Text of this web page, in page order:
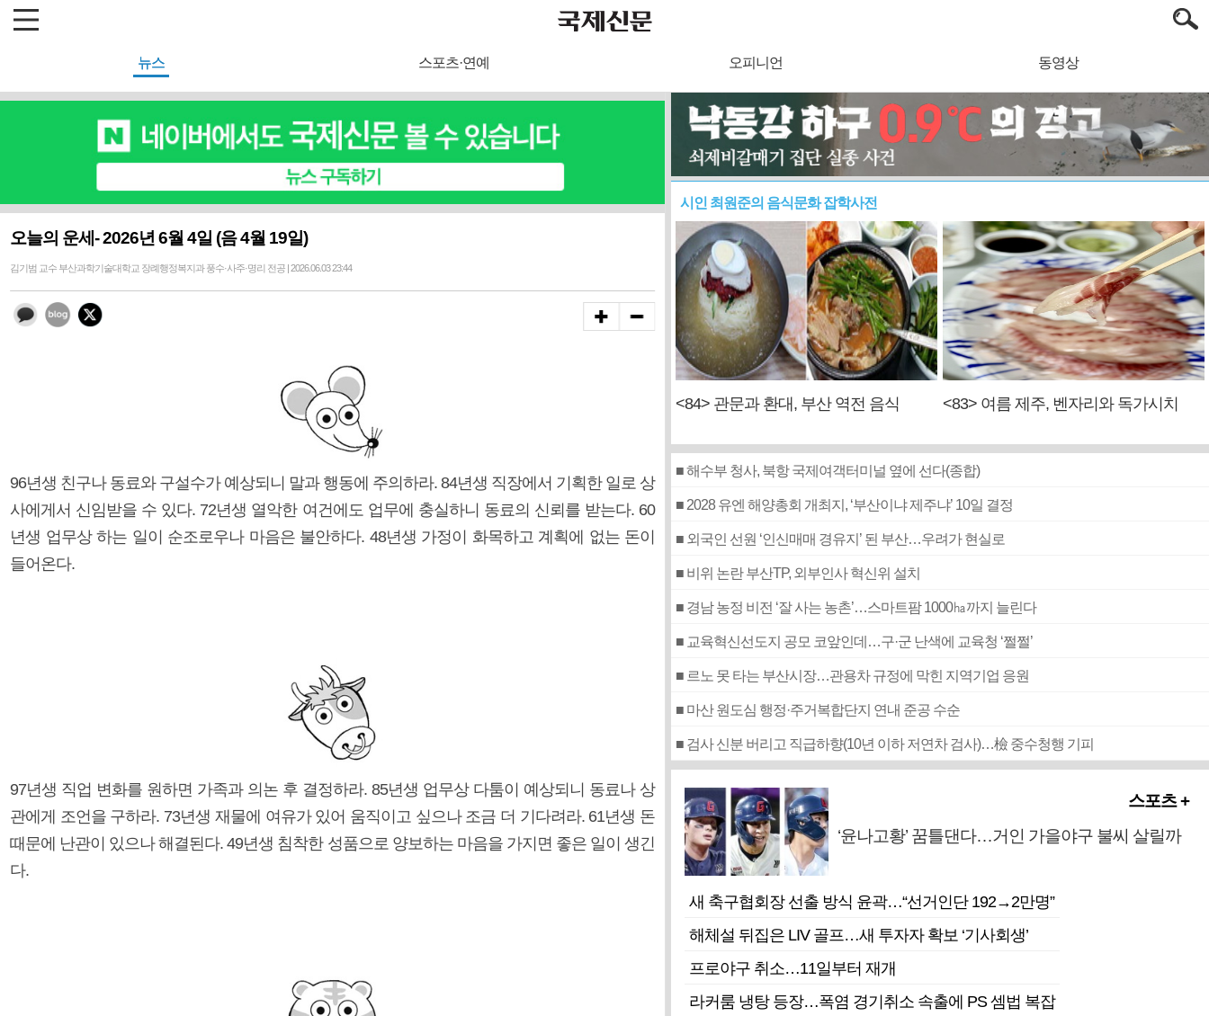
뉴스 스포츠·연예 오피니언 동영상
오늘의 운세- 2026년 6월 4일 (음 4월 19일)
김기범 교수 부산과학기술대학교 장례행정복지과 풍수·사주·명리 전공 | 2026.06.03 23:44
96년생 친구나 동료와 구설수가 예상되니 말과 행동에 주의하라. 84년생 직장에서 기획한 일로 상
사에게서 신임받을 수 있다. 72년생 열악한 여건에도 업무에 충실하니 동료의 신뢰를 받는다. 60
년생 업무상 하는 일이 순조로우나 마음은 불안하다. 48년생 가정이 화목하고 계획에 없는 돈이
들어온다.
97년생 직업 변화를 원하면 가족과 의논 후 결정하라. 85년생 업무상 다툼이 예상되니 동료나 상
관에게 조언을 구하라. 73년생 재물에 여유가 있어 움직이고 싶으나 조금 더 기다려라. 61년생 돈
때문에 난관이 있으나 해결된다. 49년생 침착한 성품으로 양보하는 마음을 가지면 좋은 일이 생긴
다.
시인 최원준의 음식문화 잡학사전
<84> 관문과 환대, 부산 역전 음식 <83> 여름 제주, 벤자리와 독가시치
■ 해수부 청사, 북항 국제여객터미널 옆에 선다(종합)
■ 2028 유엔 해양총회 개최지, ‘부산이냐 제주냐’ 10일 결정
■ 외국인 선원 ‘인신매매 경유지’ 된 부산…우려가 현실로
■ 비위 논란 부산TP, 외부인사 혁신위 설치
■ 경남 농정 비전 ‘잘 사는 농촌’…스마트팜 1000㏊까지 늘린다
■ 교육혁신선도지 공모 코앞인데…구·군 난색에 교육청 ‘쩔쩔’
■ 르노 못 타는 부산시장…관용차 규정에 막힌 지역기업 응원
■ 마산 원도심 행정·주거복합단지 연내 준공 수순
■ 검사 신분 버리고 직급하향(10년 이하 저연차 검사)…檢 중수청행 기피
스포츠 +
‘윤나고황’ 꿈틀댄다…거인 가을야구 불씨 살릴까
새 축구협회장 선출 방식 윤곽…“선거인단 192→2만명”
해체설 뒤집은 LIV 골프…새 투자자 확보 ‘기사회생’
프로야구 취소…11일부터 재개
라커룸 냉탕 등장…폭염 경기취소 속출에 PS 셈법 복잡